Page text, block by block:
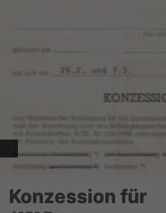
Konzession für